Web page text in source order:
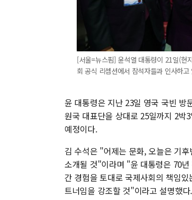
[서울=뉴스핌] 윤석열 대통령이 21일(현
회 공식 리셉션에서 참석자들과 인사
윤 대통령은 지난 23일 영국 국빈 방
원국 대표단을 상대로 25일까지 2박
예정이다.
김 수석은 "어제는 문화, 오늘은 기
소개될 것"이라며 "윤 대통령은 70
간 경험을 토대로 국제사회의 책임
트너임을 강조할 것"이라고 설명했다.